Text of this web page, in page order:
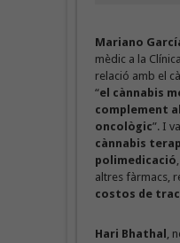
Mariano
mèdic a la
relació amb el
“el cànnabis
complement
oncològic”. I
cànnabis
polimedicació
altres fàrmacs,
costos de
Hari Bhathal ,